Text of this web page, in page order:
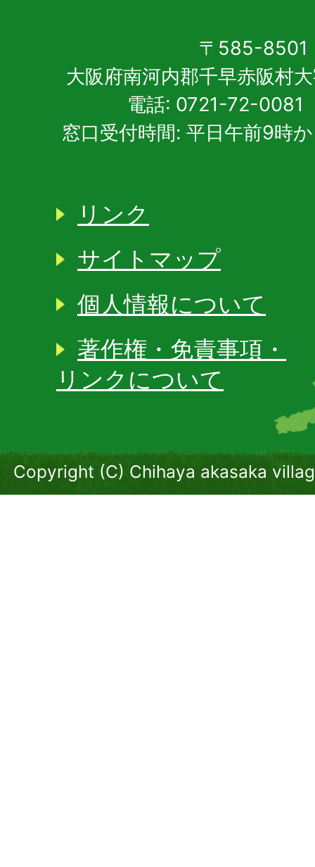
〒585-8501
大阪府南河内郡千早赤阪村
電話: 0721-72-0081
窓口受付時間: 平日午前9時
リンク
サイトマップ
個人情報について
著作権・免責事項・
リンクについて
Copyright (C) Chihaya akasaka